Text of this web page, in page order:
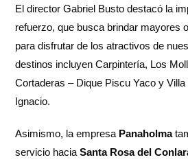
El director Gabriel Busto destacó la
refuerzo, que busca brindar mayores
para disfrutar de los atractivos de
destinos incluyen Carpintería, Los
Cortaderas – Dique Piscu Yaco y
Ignacio.
Asimismo, la empresa Panaholma
servicio haciaSanta Rosa del